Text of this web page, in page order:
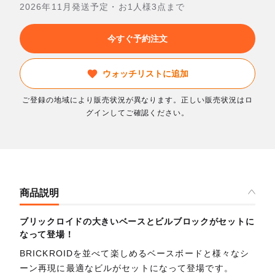
2026年11月発送予定・お1人様3点まで
今すぐ予約注文
ウォッチリストに追加
ご登録の地域により販売状況が異なります。正しい販売状況はロ
グインしてご確認ください。
商品説明
ブリックロイドの大きいベースとビルブロックがセットに
なって登場！
BRICKROIDを並べて楽しめるベースボードと様々なシ
ーン再現に最適なビルがセットになって登場です。